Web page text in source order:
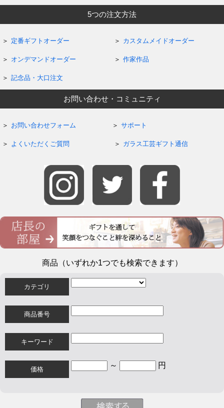
5つの注文方法
定番ギフトオーダー カスタムメイドオーダー
オンデマンドオーダー 作家作品
記念品・大口注文
お問い合わせ・コミュニティ
お問い合わせフォーム サポート
よくいただくご質問 ガラス工芸ギフト通信
商品（いずれか1つでも検索できます）
カテゴリ
商品番号
キーワード
価格 ～ 円